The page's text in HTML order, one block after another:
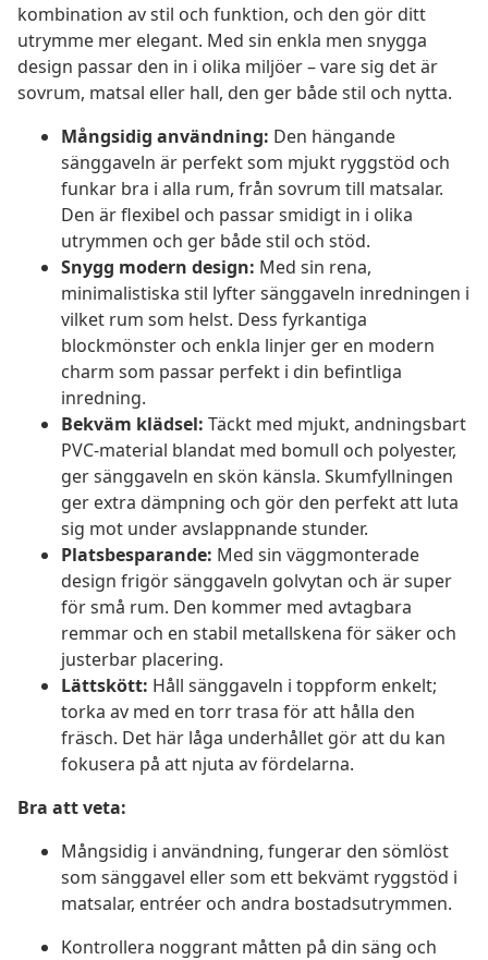
kombination av stil och funktion, och den gör ditt
utrymme mer elegant. Med sin enkla men snygga
design passar den in i olika miljöer – vare sig det är
sovrum, matsal eller hall, den ger både stil och nytta.
Mångsidig användning: Den hängande
sänggaveln är perfekt som mjukt ryggstöd och
funkar bra i alla rum, från sovrum till matsalar.
Den är flexibel och passar smidigt in i olika
utrymmen och ger både stil och stöd.
Snygg modern design: Med sin rena,
minimalistiska stil lyfter sänggaveln inredningen i
vilket rum som helst. Dess fyrkantiga
blockmönster och enkla linjer ger en modern
charm som passar perfekt i din befintliga
inredning.
Bekväm klädsel: Täckt med mjukt, andningsbart
PVC-material blandat med bomull och polyester,
ger sänggaveln en skön känsla. Skumfyllningen
ger extra dämpning och gör den perfekt att luta
sig mot under avslappnande stunder.
Platsbesparande: Med sin väggmonterade
design frigör sänggaveln golvytan och är super
för små rum. Den kommer med avtagbara
remmar och en stabil metallskena för säker och
justerbar placering.
Lättskött: Håll sänggaveln i toppform enkelt;
torka av med en torr trasa för att hålla den
fräsch. Det här låga underhållet gör att du kan
fokusera på att njuta av fördelarna.
Bra att veta:
Mångsidig i användning, fungerar den sömlöst
som sänggavel eller som ett bekvämt ryggstöd i
matsalar, entréer och andra bostadsutrymmen.
Kontrollera noggrant måtten på din säng och